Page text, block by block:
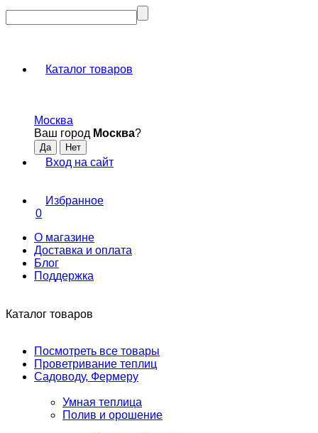
Каталог товаров
Москва
Ваш город Москва?
Вход на сайт
Избранное
0
О магазине
Доставка и оплата
Блог
Поддержка
Каталог товаров
Посмотреть все товары
Проветривание теплиц
Садоводу, Фермеру
Умная теплица
Полив и орошение